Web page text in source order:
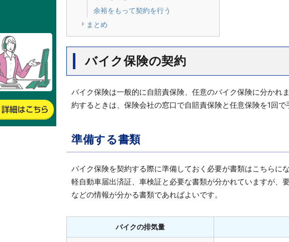
余裕をもって契約を行う
まとめ
バイク保険の契約
バイク保険は一般的に自賠責保険、任意のバイク保険に分かれ
約するときは、保険会社の窓口で自賠責保険と任意保険を1回で
準備する書類
バイク保険を契約する際に準備しておく必要が書類はこちらに
軽自動車届出済証、車検証と必要な書類が分かれていますが、
などの情報が分かる書類であればよいです。
バイクの排気量